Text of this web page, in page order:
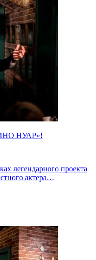
НУАР»!
легендарного проекта
актера…